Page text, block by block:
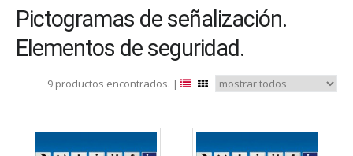
Pictogramas de señalización.
Elementos de seguridad.
9 productos encontrados. |